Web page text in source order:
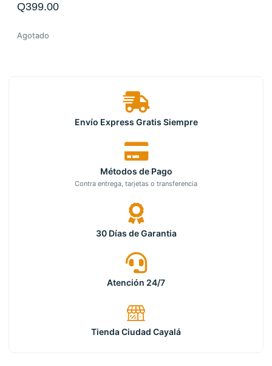
Q399.00
Agotado
Envío Express Gratis Siempre
Métodos de Pago
Contra entrega, tarjetas o transferencia
30 Días de Garantia
Atención 24/7
Tienda Ciudad Cayalá